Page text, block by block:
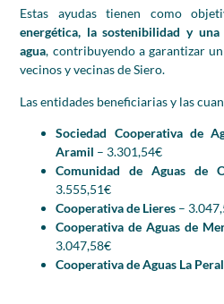
Estas ayudas tienen como
energética, la sostenibilidad y
agua, contribuyendo a garantizar
vecinos y vecinas de Siero.
Las entidades beneficiarias y las
Sociedad Cooperativa de
Aramil – 3.301,54€
Comunidad de Aguas de
3.555,51€
Cooperativa de Lieres –
Cooperativa de Aguas de
3.047,58€
Cooperativa de Aguas La Peral